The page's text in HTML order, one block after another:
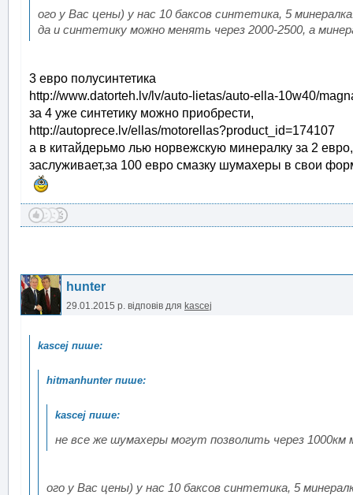
ого у Вас цены) у нас 10 баксов синтетика, 5
да и синтетику можно менять через 2000-2500, а
3 евро полусинтетика
http://www.datorteh.lv/lv/auto-lietas/auto-ella-10w40/
за 4 уже синтетику можно приобрести,
http://autoprece.lv/ellas/motorellas?product_id=174107
а в китайдерьмо лью норвежскую минералку за 2
заслуживает,за 100 евро смазку шумахеры в свои
hunter
29.01.2015 р. відповів для kascej
не все же шумахеры могут позволить через
ого у Вас цены) у нас 10 баксов синтетика, 5